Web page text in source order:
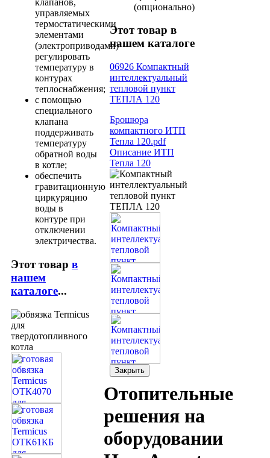
клапанов,
управляемых
термостатическими
элементами
(электроприводами)
регулировать
температуру в
контурах
теплоснабжения;
с помощью
специального
клапана
поддерживать
температуру
обратной воды
в котле;
обеспечить
гравитационную
циркуряцию
воды в
контуре при
отключении
электричества.
Этот товар в
нашем
каталоге...
(опционально)
Этот товар в
нашем каталоге
06926 Компактный
интеллектуальный
тепловой пункт
ТЕПЛА 120
Брошюра
компактного ИТП
Тепла 120.pdf
Описание ИТП
Тепла 120
Закрыть
Отопительные
решения на
оборудовании